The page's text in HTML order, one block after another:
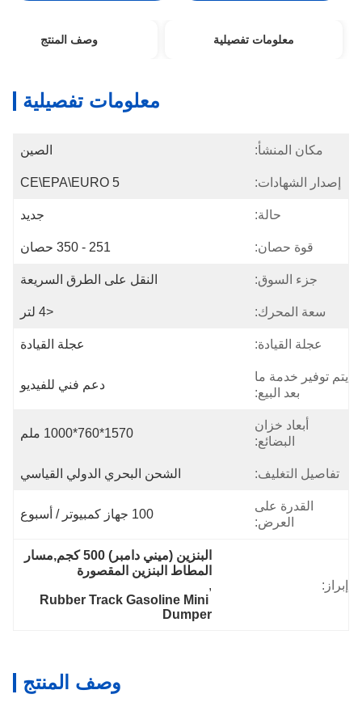
معلومات تفصيلية وصف المنتج
معلومات تفصيلية
مكان المنشأ: الصين
إصدار الشهادات: CE\EPA\EURO 5
حالة: جديد
قوة حصان: 251 - 350 حصان
جزء السوق: النقل على الطرق السريعة
سعة المحرك: <4 لتر
عجلة القيادة: عجلة القيادة
يتم توفير خدمة ما
بعد البيع:
دعم فني للفيديو
أبعاد خزان
البضائع:
1570*760*1000 ملم
تفاصيل التغليف: الشحن البحري الدولي القياسي
القدرة على
العرض:
100 جهاز كمبيوتر / أسبوع
إبراز:
البنزين (ميني دامبر) 500 كجم,مسار
المطاط البنزين المقصورة
,
Rubber Track Gasoline Mini
Dumper
وصف المنتج